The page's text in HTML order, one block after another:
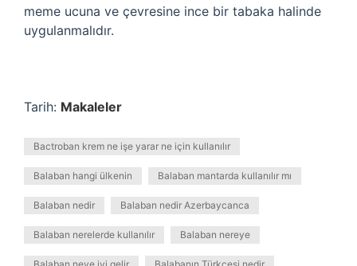
meme ucuna ve çevresine ince bir tabaka halinde
uygulanmalıdır.
Tarih: Makaleler
Bactroban krem ne işe yarar ne için kullanılır
Balaban hangi ülkenin Balaban mantarda kullanılır mı
Balaban nedir Balaban nedir Azerbaycanca
Balaban nerelerde kullanılır Balaban nereye